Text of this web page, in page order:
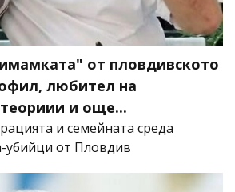
от пловдивското
любител на
и още...
и семейната среда
убийци от Пловдив